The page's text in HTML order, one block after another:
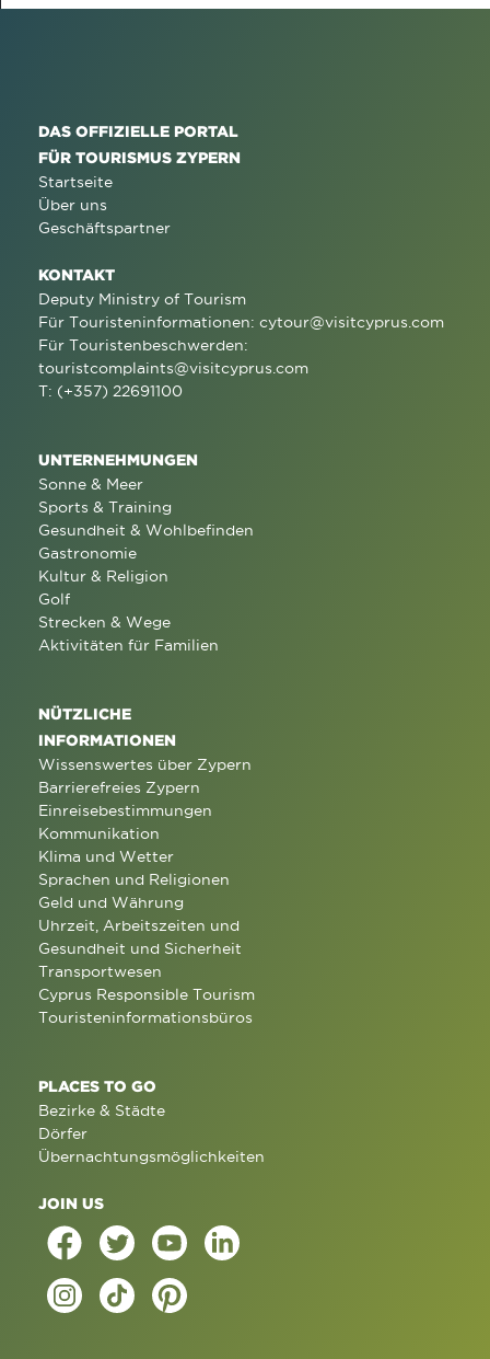
DAS OFFIZIELLE PORTAL
FÜR TOURISMUS ZYPERN
Startseite
Über uns
Geschäftspartner
KONTAKT
Deputy Ministry of Tourism
Für Touristeninformationen: cytour@visitcyprus.com
Für Touristenbeschwerden:
touristcomplaints@visitcyprus.com
T: (+357) 22691100
UNTERNEHMUNGEN
Sonne & Meer
Sports & Training
Gesundheit & Wohlbefinden
Gastronomie
Kultur & Religion
Golf
Strecken & Wege
Aktivitäten für Familien
NÜTZLICHE
INFORMATIONEN
Wissenswertes über Zypern
Barrierefreies Zypern
Einreisebestimmungen
Kommunikation
Klima und Wetter
Sprachen und Religionen
Geld und Währung
Uhrzeit, Arbeitszeiten und
Gesundheit und Sicherheit
Transportwesen
Cyprus Responsible Tourism
Touristeninformationsbüros
PLACES TO GO
Bezirke & Städte
Dörfer
Übernachtungsmöglichkeiten
JOIN US